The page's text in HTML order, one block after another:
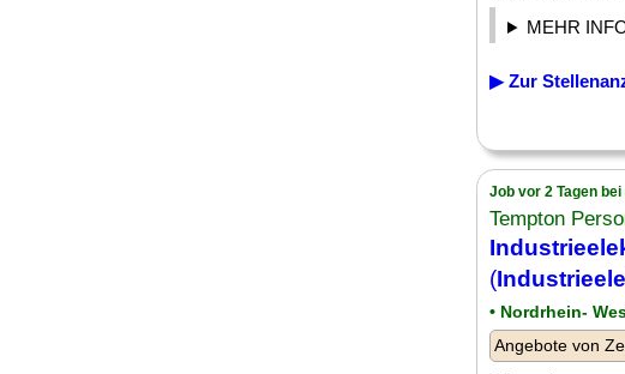
MEHR
▶ Zur
Job vor 2 Tagen
Tempton
(
• Nordrhein-
Angebote von